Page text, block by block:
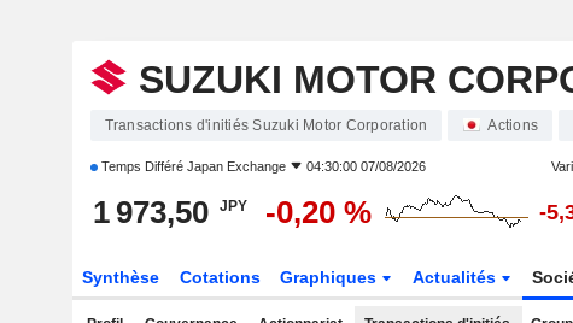
SUZUKI MOTOR
Transactions d'initiés Suzuki Motor Corporation Actions
Temps Différé Japan Exchange 04:30:00 07/08/2026
1 973,50 JPY -0,20 % -
Synthèse Cotations Graphiques Actualités